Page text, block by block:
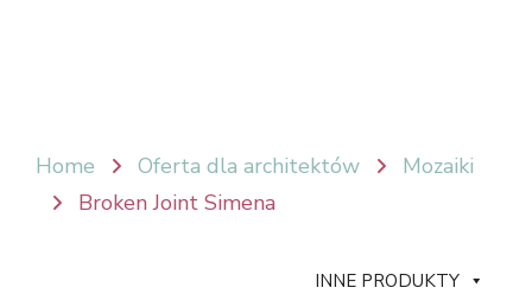
Home Oferta dla architektów
Mozaiki
Broken Joint Simena
INNE PRODUKTY